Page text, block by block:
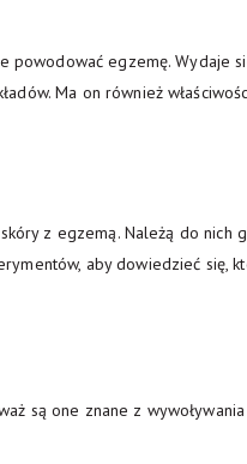
powodować egzemę. Wydaje
Ma on również
z egzemą. Należą do nich
aby dowiedzieć się,
są one znane z